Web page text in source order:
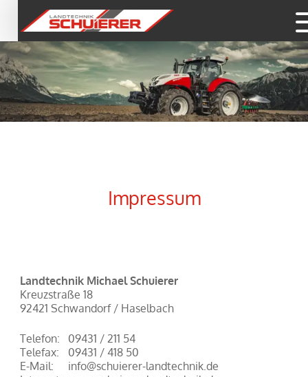
Impressum
Landtechnik Michael Schuierer
Kreuzstraße 18
92421 Schwandorf / Haselbach
Telefon:
09431 / 211 54
Telefax:
09431 / 418 50
E-Mail:
info@schuierer-landtechnik.de